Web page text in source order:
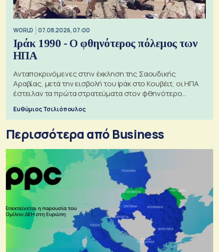
WORLD 07.08.2026, 07:00
Ιράκ 1990 - Ο φθηνότερος πόλεμος των
ΗΠΑ
Ανταποκρινόμενες στην έκκληση της Σαουδικής
Αραβίας, μετά την εισβολή του Ιράκ στο Κουβέιτ, οι ΗΠΑ
έστειλαν τα πρώτα στρατεύματα στον φθηνότερο
Ευθύμιος Τσιλιόπουλος
Περισσότερα από Business